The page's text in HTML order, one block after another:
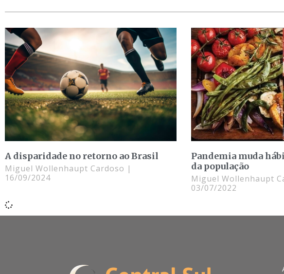
A disparidade no retorno ao Brasil
Miguel Wollenhaupt Cardoso
16/09/2024
Pandemia muda
da população
Miguel Wollenhaupt
03/07/2022